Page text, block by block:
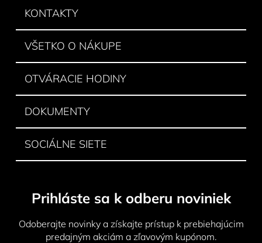
KONTAKTY
VŠETKO O NÁKUPE
OTVÁRACIE HODINY
DOKUMENTY
SOCIÁLNE SIETE
Prihláste sa k odberu noviniek
Odoberajte novinky a získajte prístup k prebiehajúcim
predajným akciám a zľavovým kupónom.